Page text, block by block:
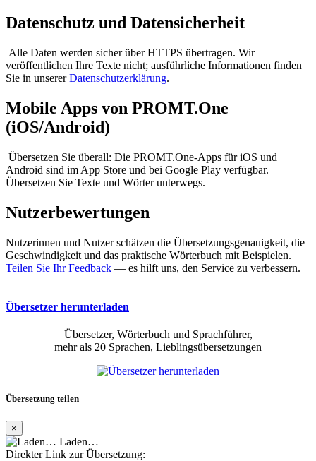
Datenschutz und Datensicherheit
Alle Daten werden sicher über HTTPS übertragen. Wir
veröffentlichen Ihre Texte nicht; ausführliche Informationen finden
Sie in unsererDatenschutzerklärung.
Mobile Apps von PROMT.One
(iOS/Android)
Übersetzen Sie überall: Die PROMT.One-Apps für iOS und
Android sind im App Store und bei Google Play verfügbar.
Übersetzen Sie Texte und Wörter unterwegs.
Nutzerbewertungen
Nutzerinnen und Nutzer schätzen die Übersetzungsgenauigkeit, die
Geschwindigkeit und das praktische Wörterbuch mit Beispielen.
Teilen Sie Ihr Feedback — es hilft uns, den Service zu verbessern.
Übersetzer herunterladen
Übersetzer, Wörterbuch und Sprachführer,
mehr als 20 Sprachen, Lieblingsübersetzungen
Übersetzung teilen
×
Laden…
Direkter Link zur Übersetzung: